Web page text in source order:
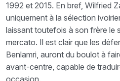
1992 et 2015. En bref, Wilfried
uniquement à la sélection
laissant toutefois à son frère le
mercato. Il est clair que les
Benlamri, auront du boulot à
avant-centre, capable de